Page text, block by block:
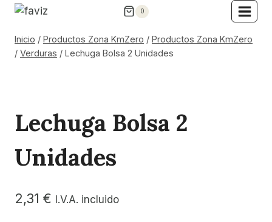
Saltar
contenido
0
Inicio / Productos Zona KmZero / Productos Zona KmZero
/ Verduras / Lechuga Bolsa 2 Unidades
Lechuga Bolsa 2
Unidades
2,31 € I.V.A. incluido